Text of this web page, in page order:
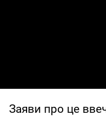
Заяви про це